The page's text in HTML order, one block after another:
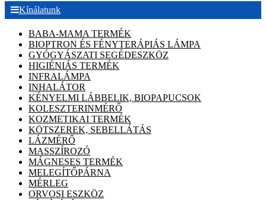
Kínálatunk
BABA-MAMA TERMÉK
BIOPTRON ÉS FÉNYTERÁPIÁS LÁMPA
GYÓGYÁSZATI SEGÉDESZKÖZ
HIGIÉNIÁS TERMÉK
INFRALÁMPA
INHALÁTOR
KÉNYELMI LÁBBELIK, BIOPAPUCSOK
KOLESZTERINMÉRŐ
KOZMETIKAI TERMÉK
KÖTSZEREK, SEBELLÁTÁS
LÁZMÉRŐ
MASSZÍROZÓ
MÁGNESES TERMÉK
MELEGÍTŐPÁRNA
MÉRLEG
ORVOSI ESZKÖZ